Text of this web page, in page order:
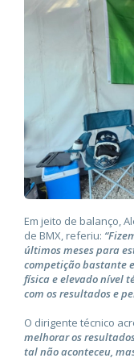
Em jeito de balanço,
de BMX, referiu:
últimos meses para
competição bastante
física e elevado nível
com os resultados e
O dirigente técnico
melhorar os
tal não aconteceu,